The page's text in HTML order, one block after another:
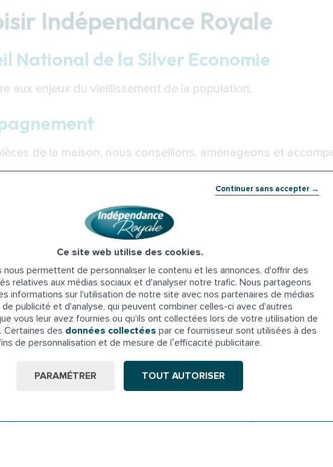
Continuer sans accepter →
Ce site web utilise des cookies.
nous permettent de personnaliser le contenu et les annonces, d'offrir des
relatives aux médias sociaux et d'analyser notre trafic. Nous partageons
informations sur l'utilisation de notre site avec nos partenaires de médias
de publicité et d'analyse, qui peuvent combiner celles-ci avec d'autres
vous leur avez fournies ou qu'ils ont collectées lors de votre utilisation de
Certaines des données collectées par ce fournisseur sont utilisées à des
de personnalisation et de mesure de l’efficacité publicitaire.
PARAMÉTRER TOUT AUTORISER
Indépendance Royale
National de la Silver Economie
aux enjeux du vieillissement de la population.
de la maison, nous conseillons, aménageons et
sur 100
par plus de 17 000 professionnels de santé (pharmacies,
proches de chez vous, avec des années d'expérience.